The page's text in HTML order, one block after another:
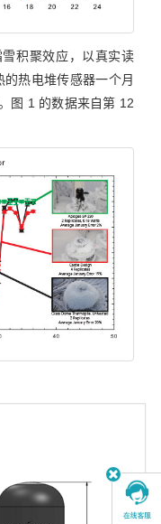
积聚效应，以真实读
热电堆传感器一个月
图 1 的数据来自第 12